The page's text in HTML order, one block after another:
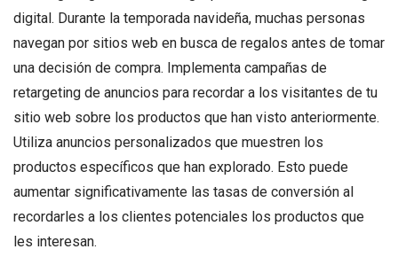
digital. Durante la temporada navideña, muchas personas
navegan por sitios web en busca de regalos antes de tomar
una decisión de compra. Implementa campañas de
retargeting de anuncios para recordar a los visitantes de tu
sitio web sobre los productos que han visto anteriormente.
Utiliza anuncios personalizados que muestren los
productos específicos que han explorado. Esto puede
aumentar significativamente las tasas de conversión al
recordarles a los clientes potenciales los productos que
les interesan.